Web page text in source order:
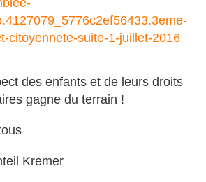
citoyennete-suite-1-juillet-2016
des enfants et de leurs droits
gagne du terrain !
Kremer